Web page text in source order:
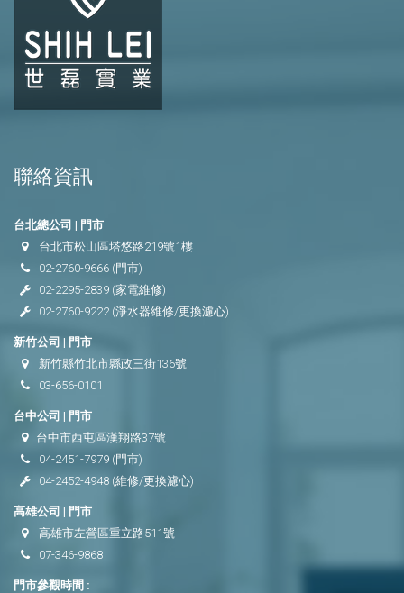
聯絡資訊
台北總公司 | 門市
台北市松山區塔悠路219號1樓
02-2760-9666 (門市)
02-2295-2839 (家電維修)
02-2760-9222(淨水器維修/更換濾心)
新竹公司 | 門市
新竹縣竹北市縣政三街136號
03-656-0101
台中公司 | 門市
台中市西屯區漢翔路37號
04-2451-7979 (門市)
04-2452-4948 (維修/更換濾心)
高雄公司 | 門市
高雄市左營區重立路511號
07-346-9868
門市參觀時間 :